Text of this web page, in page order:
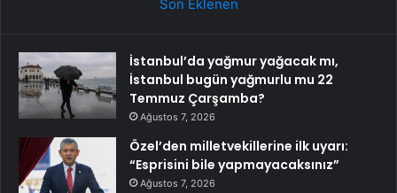
Son Eklenen
İstanbul’da yağmur yağacak mı,
İstanbul bugün yağmurlu mu 22
Temmuz Çarşamba?
Ağustos 7, 2026
Özel’den milletvekillerine ilk uyarı:
“Esprisini bile yapmayacaksınız”
Ağustos 7, 2026